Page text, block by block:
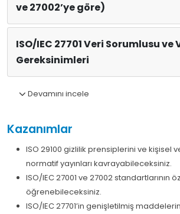
ve 27002’ye göre)
ISO/IEC 27701 Veri Sorumlusu ve
Gereksinimleri
Devamını incele
Kazanımlar
ISO 29100 gizlilik prensiplerini ve kişisel
normatif yayınları kavrayabileceksiniz.
ISO/IEC 27001 ve 27002 standartlarının
öğrenebileceksiniz.
ISO/IEC 27701’in genişletilmiş